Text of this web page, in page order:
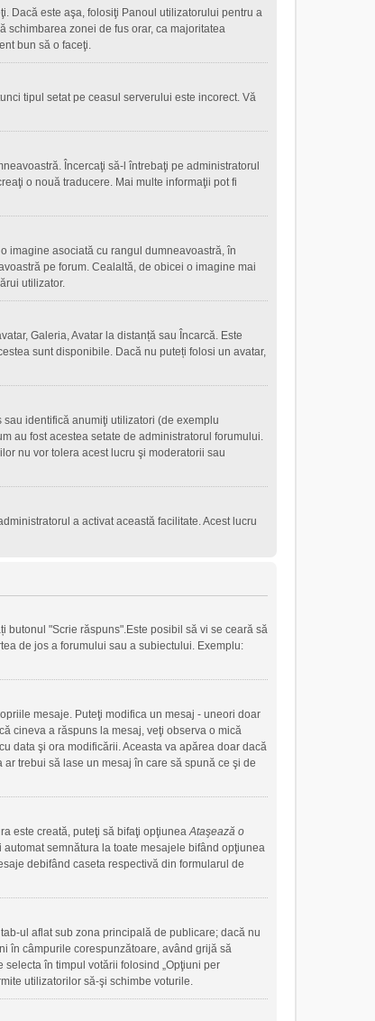
Dacă este aşa, folosiţi Panoul utilizatorului pentru a
schimbarea zonei de fus orar, ca majoritatea
bun să o faceţi.
tipul setat pe ceasul serverului este incorect. Vă
Încercaţi să-l întrebaţi pe administratorul
o nouă traducere. Mai multe informaţii pot fi
imagine asociată cu rangul dumneavoastră, în
pe forum. Cealaltă, de obicei o imagine mai
utilizator.
Galeria, Avatar la distanță sau Încarcă. Este
sunt disponibile. Dacă nu puteți folosi un avatar,
identifică anumiţi utilizatori (de exemplu
au fost acestea setate de administratorul forumului.
nu vor tolera acest lucru şi moderatorii sau
a activat această facilitate. Acest lucru
butonul "Scrie răspuns".Este posibil să vi se ceară să
de jos a forumului sau a subiectului. Exemplu:
mesaje. Puteţi modifica un mesaj - uneori doar
cineva a răspuns la mesaj, veţi observa o mică
data şi ora modificării. Aceasta va apărea doar dacă
trebui să lase un mesaj în care să spună ce şi de
este creată, puteţi să bifaţi opţiuneaAtaşează o
semnătura la toate mesajele bifând opţiunea
debifând caseta respectivă din formularul de
ul aflat sub zona principală de publicare; dacă nu
în câmpurile corespunzătoare, având grijă să
în timpul votării folosind „Opţiuni per
utilizatorilor să-şi schimbe voturile.